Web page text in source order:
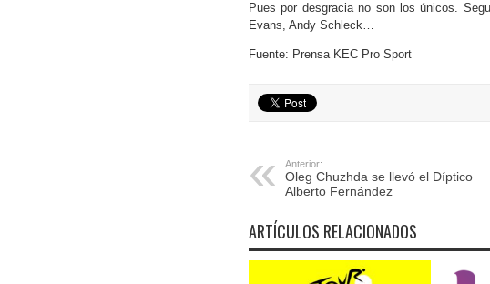
Pues por desgracia no son los únicos.
Evans, Andy Schleck…
Fuente: Prensa KEC Pro Sport
Anterior:
Oleg Chuzhda se llevó el Díptico
Alberto Fernández
ARTÍCULOS RELACIONADOS